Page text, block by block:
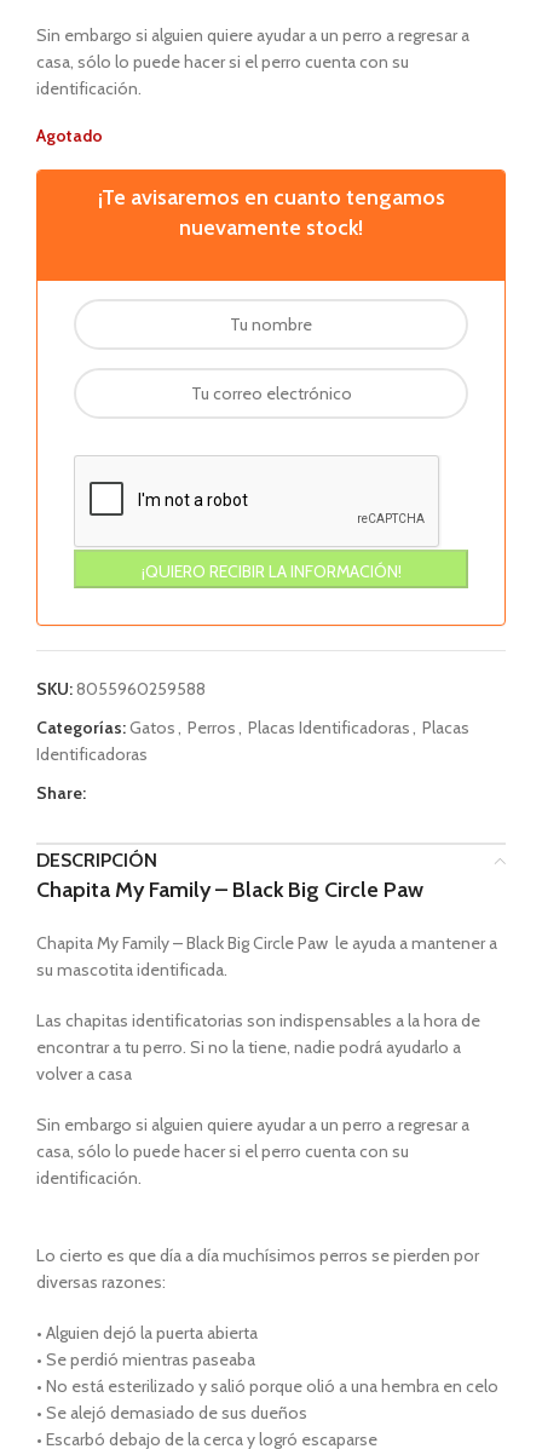
Sin embargo si alguien quiere ayudar a un perro a regresar a
casa, sólo lo puede hacer si el perro cuenta con su
identificación.
Agotado
¡Te avisaremos en cuanto tengamos
nuevamente stock!
SKU:8055960259588
Categorías:Gatos, Perros, Placas Identificadoras, Placas
Identificadoras
Share:
DESCRIPCIÓN
Chapita My Family – Black Big Circle Paw
Chapita My Family – Black Big Circle Paw le ayuda a mantener a
su mascotita identificada.
Las chapitas identificatorias son indispensables a la hora de
encontrar a tu perro. Si no la tiene, nadie podrá ayudarlo a
volver a casa
Sin embargo si alguien quiere ayudar a un perro a regresar a
casa, sólo lo puede hacer si el perro cuenta con su
identificación.
Lo cierto es que dí­a a dí­a muchí­simos perros se pierden por
diversas razones:
• Alguien dejó la puerta abierta
• Se perdió mientras paseaba
• No está esterilizado y salió porque olió a una hembra en celo
• Se alejó demasiado de sus dueños
• Escarbó debajo de la cerca y logró escaparse